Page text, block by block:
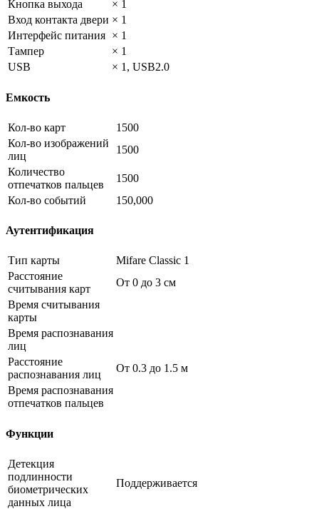
Кнопка выхода
× 1
Вход контакта двери × 1
Интерфейс питания × 1
Тампер
× 1
USB
× 1, USB2.0
Емкость
Кол-во карт
1500
Кол-во изображений
лиц
1500
Количество
отпечатков пальцев
1500
Кол-во событий
150,000
Аутентификация
Тип карты
Mifare Classic 1
Расстояние
считывания карт
От 0 до 3 см
Время считывания
карты
Время распознавания
лиц
Расстояние
распознавания лиц
От 0.3 до 1.5 м
Время распознавания
отпечатков пальцев
Функции
Детекция
подлинности
биометрических
данных лица
Поддерживается